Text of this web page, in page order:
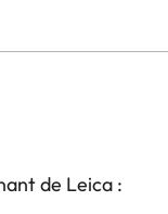
de Leica :